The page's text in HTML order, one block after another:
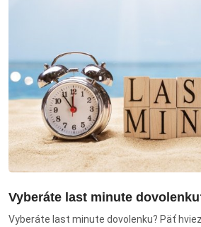
Vyberáte last minute
Vyberáte last minute dovolenku? Päť